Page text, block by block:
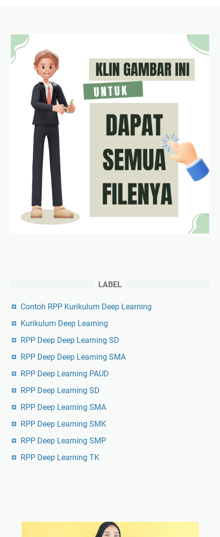
LABEL
Contoh RPP Kurikulum Deep Learning
Kurikulum Deep Learning
RPP Deep Deep Learning SD
RPP Deep Deep Learning SMA
RPP Deep Learning PAUD
RPP Deep Learning SD
RPP Deep Learning SMA
RPP Deep Learning SMK
RPP Deep Learning SMP
RPP Deep Learning TK